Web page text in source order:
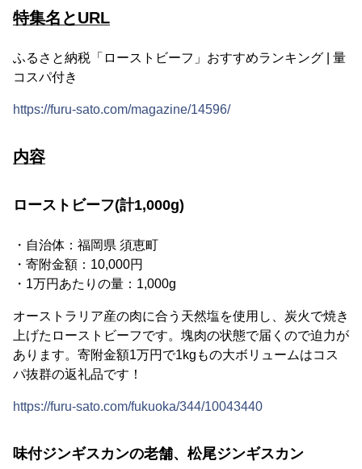
特集名とURL
ふるさと納税「ローストビーフ」おすすめランキング | 量
コスパ付き
https://furu-sato.com/magazine/14596/
内容
ローストビーフ(計1,000g)
・自治体：福岡県 須恵町
・寄附金額：10,000円
・1万円あたりの量：1,000g
オーストラリア産の肉に合う天然塩を使用し、炭火で焼き
上げたローストビーフです。塊肉の状態で届くので迫力が
あります。寄附金額1万円で1kgもの大ボリュームはコス
パ抜群の返礼品です！
https://furu-sato.com/fukuoka/344/10043440
味付ジンギスカンの老舗、松尾ジンギスカン